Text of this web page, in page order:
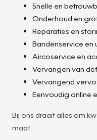
Snelle en
Onderhoud en
Reparaties en
Bandenservice en
Aircoservice en
Vervangen van
Vervangend
Eenvoudig online
Bij ons draait alles om
maat.